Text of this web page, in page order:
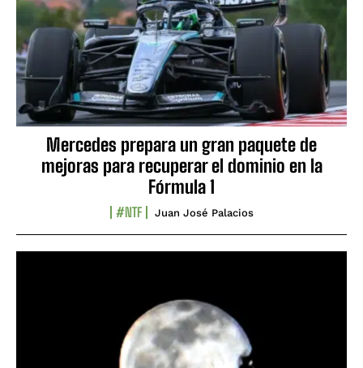
Mercedes prepara un gran paquete de
mejoras para recuperar el dominio en la
Fórmula 1
#NTF Juan José Palacios